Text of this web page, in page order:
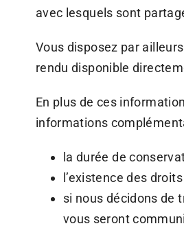
avec lesquels sont
Vous disposez par
rendu disponible
En plus de ces
informations
la durée de
l’existence des
si nous décidons de
vous seront